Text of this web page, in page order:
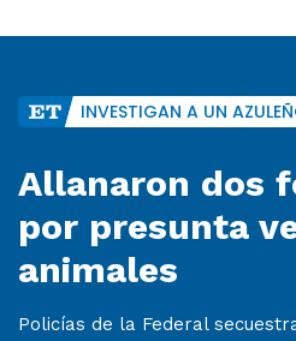
INVESTIGAN A UN
Allanaron dos
por presunta
animales
Policías de la Federal